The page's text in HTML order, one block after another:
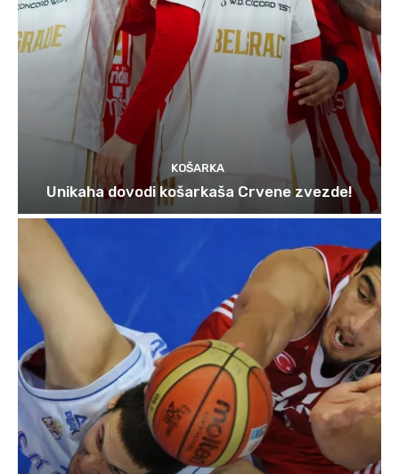
KOŠARKA
Unikaha dovodi košarkaša Crvene zvezde!